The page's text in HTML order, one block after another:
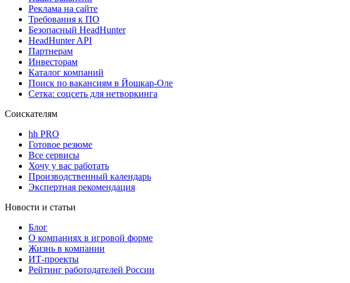
Реклама на сайте
Требования к ПО
Безопасный HeadHunter
HeadHunter API
Партнерам
Инвесторам
Каталог компаний
Поиск по вакансиям в Йошкар-Оле
Сетка: соцсеть для нетворкинга
Соискателям
hh PRO
Готовое резюме
Все сервисы
Хочу у вас работать
Производственный календарь
Экспертная рекомендация
Новости и статьи
Блог
О компаниях в игровой форме
Жизнь в компании
ИТ-проекты
Рейтинг работодателей России